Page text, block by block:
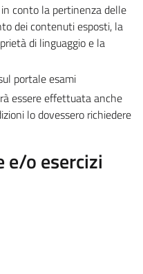
conto la pertinenza delle
dei contenuti esposti, la
di linguaggio e la
portale esami
essere effettuata anche
lo dovessero richiedere
e/o esercizi